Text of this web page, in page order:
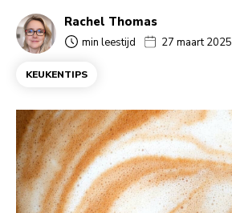
Rachel Thomas
min leestijd 27 maart 2025
KEUKENTIPS